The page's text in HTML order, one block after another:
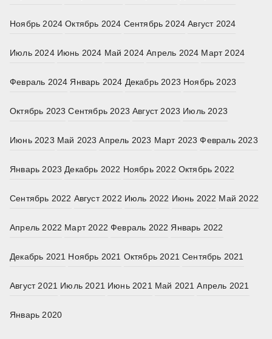
Ноябрь 2024 Октябрь 2024 Сентябрь 2024 Август 2024
Июль 2024 Июнь 2024 Май 2024 Апрель 2024 Март 2024
Февраль 2024 Январь 2024 Декабрь 2023 Ноябрь 2023
Октябрь 2023 Сентябрь 2023 Август 2023 Июль 2023
Июнь 2023 Май 2023 Апрель 2023 Март 2023 Февраль 2023
Январь 2023 Декабрь 2022 Ноябрь 2022 Октябрь 2022
Сентябрь 2022 Август 2022 Июль 2022 Июнь 2022 Май 2022
Апрель 2022 Март 2022 Февраль 2022 Январь 2022
Декабрь 2021 Ноябрь 2021 Октябрь 2021 Сентябрь 2021
Август 2021 Июль 2021 Июнь 2021 Май 2021 Апрель 2021
Январь 2020